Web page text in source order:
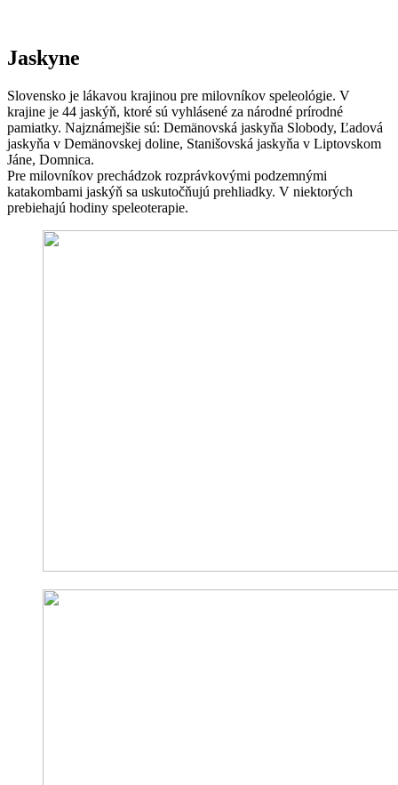
Jaskyne
Slovensko je lákavou krajinou pre milovníkov speleológie. V
krajine je 44 jaskýň, ktoré sú vyhlásené za národné prírodné
pamiatky. Najznámejšie sú: Demänovská jaskyňa Slobody, Ľadová
jaskyňa v Demänovskej doline, Stanišovská jaskyňa v Liptovskom
Jáne, Domnica.
Pre milovníkov prechádzok rozprávkovými podzemnými
katakombami jaskýň sa uskutočňujú prehliadky. V niektorých
prebiehajú hodiny speleoterapie.